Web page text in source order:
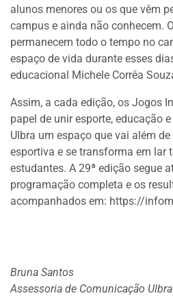
alunos menores ou os que vêm
campus e ainda não conhecem.
permanecem todo o tempo no
espaço de vida durante esses
educacional Michele Corrêa
Assim, a cada edição, os Jogos
papel de unir esporte, educação
Ulbra um espaço que vai além
esportiva e se transforma em lar
estudantes. A 29ª edição segue
programação completa e os
acompanhados em: https://
Bruna Santos
Assessoria de Comunicação Ulbra